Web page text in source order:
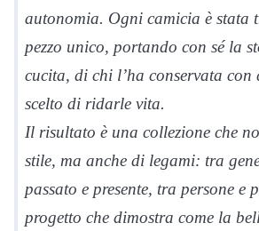
autonomia. Ogni camicia è stata
pezzo unico, portando con sé la
cucita, di chi l’ha conservata con
scelto di ridarle vita.
Il risultato è una collezione che
stile, ma anche di legami: tra
passato e presente, tra persone e
progetto che dimostra come la